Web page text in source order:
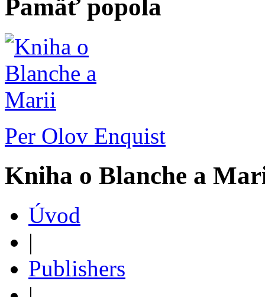
Pamäť popola
Per Olov Enquist
Kniha o Blanche a
Úvod
|
Publishers